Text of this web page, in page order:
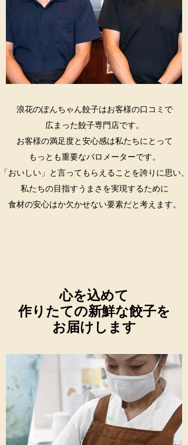
浪花のぽんちゃん餃子はお客様の口コミで
広まった餃子専門店です。
お客様の満足度と安心感は私たちにとって
もっとも重要なバロメーターです。
「おいしい」と言ってもらえることを誇りに思い、
私たちの目指すうまさを実現するために
​食材の安心はか欠かせない要素だと考えます。
心を込めて​
作りたての新鮮な餃子を
お届けします